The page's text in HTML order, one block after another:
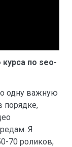
по seo-
одну важную
порядке,
Я
70 роликов,